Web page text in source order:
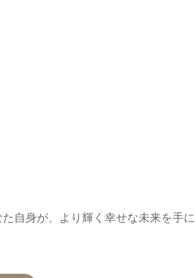
⾃⾝が、より輝く幸せな未来を⼿に